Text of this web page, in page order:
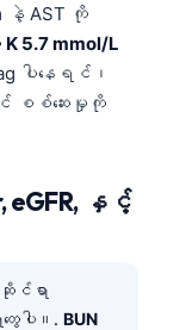
နဲ့ AST ကို
K 5.7 mmol/L
ပါနေရင်၊
စစ်ဆေးမှုကို
eGFR, နှင့်
ဆိုင်ရာ
ေပါ။. BUN